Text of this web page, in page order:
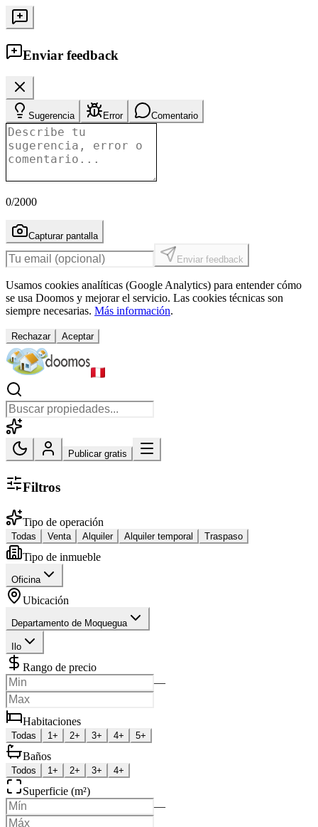
Enviar feedback
Sugerencia Error Comentario
0/2000
Capturar pantalla
Enviar feedback
Usamos cookies analíticas (Google Analytics) para entender cómo
se usa Doomos y mejorar el servicio. Las cookies técnicas son
siempre necesarias. Más información.
Rechazar Aceptar
Publicar gratis
Filtros
Tipo de operación
Todas Venta Alquiler Alquiler temporal Traspaso
Tipo de inmueble
Oficina
Ubicación
Departamento de Moquegua
Ilo
Rango de precio
—
Habitaciones
Todas 1+ 2+ 3+ 4+ 5+
Baños
Todos 1+ 2+ 3+ 4+
Superficie (m²)
—